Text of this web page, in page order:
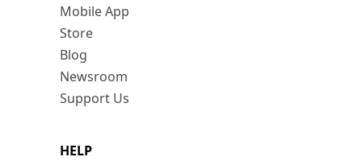
Mobile App
Store
Blog
Newsroom
Support Us
HELP